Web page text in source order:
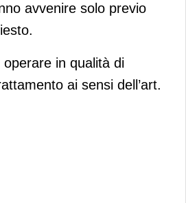
avvenire solo previo
in qualità di
ai sensi dell’art.